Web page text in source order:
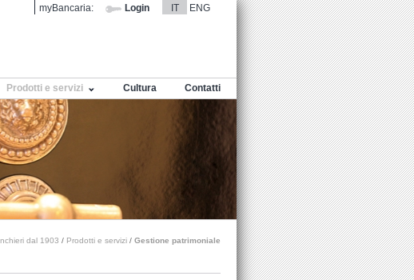
IT ENG
myBancaria: Login
Prodotti e servizi Cultura Contatti
dal 1903 / Prodotti e servizi / Gestione patrimoniale